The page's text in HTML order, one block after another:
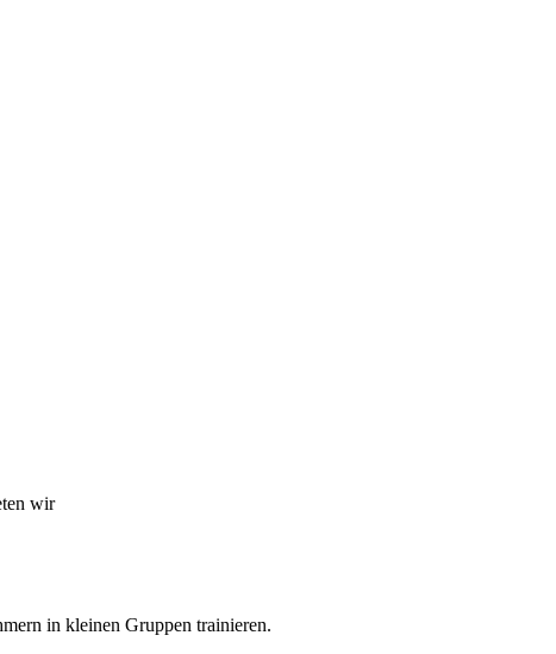
wir
in kleinen Gruppen trainieren.